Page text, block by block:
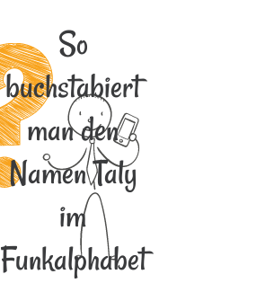
So
buchstabiert
man den
Namen Taly
im
Funkalphabet